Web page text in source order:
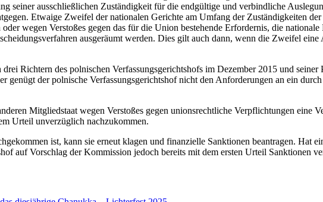
seiner ausschließlichen Zuständigkeit für die endgültige und verbindliche
Etwaige Zweifel der nationalen Gerichte am Umfang der Zuständigkeiten
wegen Verstoßes gegen das für die Union bestehende Erfordernis, die
ausgeräumt werden. Dies gilt auch dann, wenn die Zweifel eine
Richtern des polnischen Verfassungsgerichtshofs im Dezember 2015 und
der polnische Verfassungsgerichtshof nicht den Anforderungen an ein
Mitgliedstaat wegen Verstoßes gegen unionsrechtliche Verpflichtungen eine
Urteil unverzüglich nachzukommen.
ist, kann sie erneut klagen und finanzielle Sanktionen beantragen. Hat
auf Vorschlag der Kommission jedoch bereits mit dem ersten Urteil Sanktionen